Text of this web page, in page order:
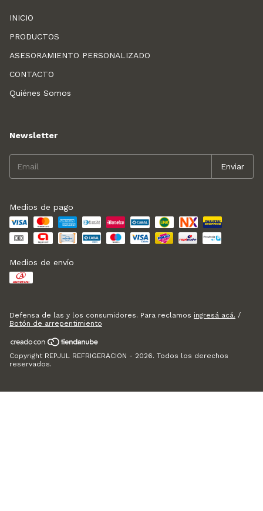
INICIO
PRODUCTOS
ASESORAMIENTO PERSONALIZADO
CONTACTO
Quiénes Somos
Newsletter
Medios de pago
Medios de envío
Defensa de las y los consumidores. Para reclamos ingresá acá. /
Botón de arrepentimiento
Copyright REPJUL REFRIGERACION - 2026. Todos los derechos
reservados.